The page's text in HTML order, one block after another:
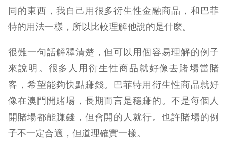
同的東西，我自己用很多衍生性金融商品，和巴菲
特的用法一樣，所以比較理解他說的是什麼。
很難一句話解釋清楚，但可以用個容易理解的例子
來說明。很多人用衍生性商品就好像去賭場當賭
客，希望能夠快點賺錢。巴菲特用衍生性商品就好
像在澳門開賭場，長期而言是穩賺的。不是每個人
開賭場都能賺錢，但會開的人就行。也許賭場的例
子不一定合適，但道理確實一樣。